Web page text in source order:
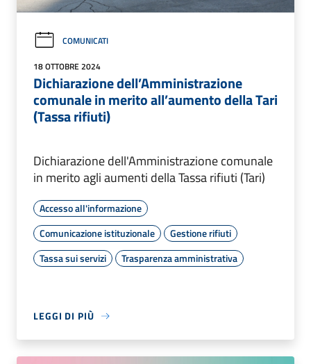
COMUNICATI
18 OTTOBRE 2024
Dichiarazione dell’Amministrazione
comunale in merito all’aumento della Tari
(Tassa rifiuti)
Dichiarazione dell'Amministrazione comunale
in merito agli aumenti della Tassa rifiuti (Tari)
Accesso all'informazione
Comunicazione istituzionale
Gestione rifiuti
Tassa sui servizi
Trasparenza amministrativa
LEGGI DI PIÙ